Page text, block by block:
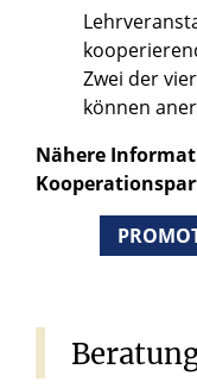
Zwei der
können
Nähere